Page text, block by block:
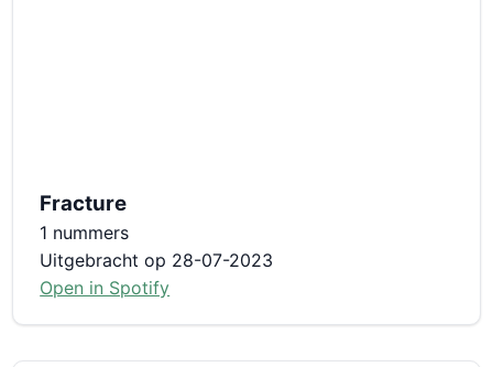
Fracture
1 nummers
Uitgebracht op 28-07-2023
Open in Spotify